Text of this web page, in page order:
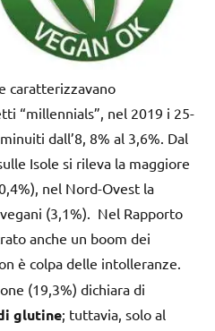
caratterizzavano
“millennials”, nel 2019 i 25-
dall’8, 8% al 3,6%. Dal
Isole si rileva la maggiore
nel Nord-Ovest la
(3,1%). Nel Rapporto
anche un boom dei
è colpa delle intolleranze.
(19,3%) dichiara di
glutine; tuttavia, solo al